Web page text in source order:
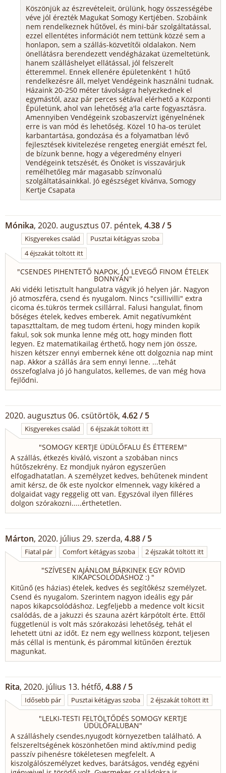
Köszönjük az észrevételeit, örülünk, hogy összességébe
véve jól érezték Magukat Somogy Kertjében. Szobáink
nem rendelkeznek hűtővel, és mini-bár szolgáltatással,
ezzel ellentétes információt nem tettünk közzé sem a
honlapon, sem a szállás-közvetítői oldalakon. Nem
önellátásra berendezett vendégházakat üzemeltetünk,
hanem szálláshelyet ellátással, jól felszerelt
étteremmel. Ennek ellenére épületenként 1 hűtő
rendelkezésre áll, melyet Vendégeink használni tudnak.
Házaink 20-250 méter távolságra helyezkednek el
egymástól, azaz pár perces sétával elérhető a Központi
Épületünk, ahol van lehetőség a'la carte fogyasztásra.
Amennyiben Vendégeink szobaszervízt igényelnének
erre is van mód és lehetőség. Közel 10 ha-os terület
karbantartása, gondozása és a folyamatban lévő
fejlesztések kivitelezése rengeteg energiát emészt fel,
de bízunk benne, hogy a végeredmény elnyeri
Vendégeink tetszését, és Önöket is visszavárjuk
remélhetőleg már magasabb színvonalú
szolgáltatásainkkal. Jó egészséget kívánva, Somogy
Kertje Csapata
Mónika, 2020. augusztus 07. péntek, 4.38 / 5
Kisgyerekes család
Pusztai kétágyas szoba
4 éjszakát töltött itt
"CSENDES PIHENTETŐ NAPOK, JÓ LEVEGŐ FINOM ÉTELEK
BONNYÁN"
Aki vidéki letisztult hangulatra vágyik jó helyen jár. Nagyon
jó atmoszféra, csend és nyugalom. Nincs "csillivilli" extra
cicoma és.tükrös termek csillárral. Falusi hangulat, finom
bőséges ételek, kedves emberek. Amit negatívumként
tapaszttaltam, de meg tudom érteni, hogy minden kopik
fakul, sok sok munka lenne még ott, hogy minden flott
legyen. Ez matematikailag érthető, hogy nem jön össze,
hiszen kétszer ennyi embernek kéne ott dolgoznia nap mint
nap. Akkor a szállás ára sem ennyi lenne. ...tehát
összefoglalva jó jó hangulatos, kellemes, de van még hova
fejlődni.
2020. augusztus 06. csütörtök, 4.62 / 5
Kisgyerekes család 6 éjszakát töltött itt
"SOMOGY KERTJE ÜDÜLŐFALU ÉS ÉTTEREM"
A szállás, étkezés kiváló, viszont a szobában nincs
hűtőszekrény. Ez mondjuk nyáron egyszerűen
elfogadhatatlan. A személyzet kedves, behűtenek mindent
amit kérsz, de ők este nyolckor elmennek, vagy kikéred a
dolgaidat vagy reggelig ott van. Egyszóval ilyen filléres
dolgon szórakozni.....érthetetlen.
Márton, 2020. július 29. szerda, 4.88 / 5
Fiatal pár Comfort kétágyas szoba 2 éjszakát töltött itt
"SZÍVESEN AJÁNLOM BÁRKINEK EGY RÖVID
KIKAPCSOLÓDÁSHOZ :) "
Kitűnő (es házias) ételek, kedves és segítőkész személyzet.
Csend és nyugalom. Szerintem nagyon ideális egy pár
napos kikapcsolódáshoz. Legfeljebb a medence volt kicsit
csalódás, de a jakuzzi és szauna azért kárpótolt érte. Ettől
függetlenül is volt más szórakozási lehetőség, tehát el
lehetett ütni az időt. Ez nem egy wellness központ, teljesen
más céllal is mentünk, és párommal kitűnően éreztük
magunkat.
Rita, 2020. július 13. hétfő, 4.88 / 5
Idősebb pár Pusztai kétágyas szoba 2 éjszakát töltött itt
"LELKI-TESTI FELTÖLTŐDÉS SOMOGY KERTJE
ÜDÜLŐFALUBAN"
A szálláshely csendes,nyugodt környezetben található. A
felszereltségének köszönhetően mind aktív,mind pedig
passzív pihenésre tökéletesen megfelelt. A
kiszolgálószemélyzet kedves, barátságos, vendég egyéni